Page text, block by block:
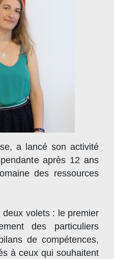
a lancé son activité
après 12 ans
des ressources
volets : le premier
des particuliers
de compétences,
à ceux qui souhaitent